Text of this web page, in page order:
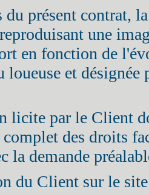
du présent contrat,
une
en fonction de
loueuse et
licite par le Client
complet des droits
la demande
du Client sur le